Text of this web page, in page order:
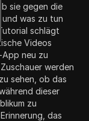
sie gegen die
und was zu tun
schlägt
Videos
App neu zu
werden
sehen, ob das
dieser
zu
das